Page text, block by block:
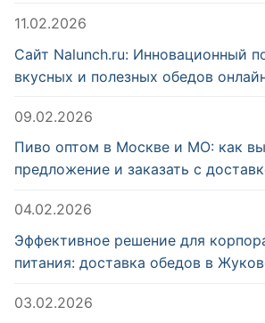
11.02.2026
Сайт Nalunch.ru: Инновационный
вкусных и полезных обедов
09.02.2026
Пиво оптом в Москве и МО: как
предложение и заказать с
04.02.2026
Эффективное решение для
питания: доставка обедов в
03.02.2026